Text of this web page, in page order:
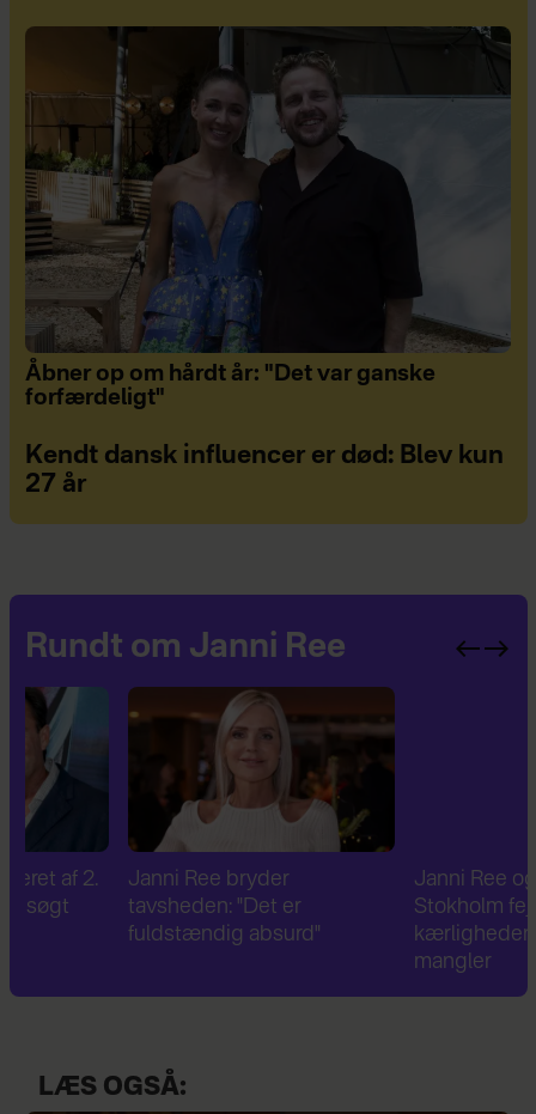
Åbner op om hårdt år: "Det var ganske
forfærdeligt"
Kendt dansk influencer er død: Blev kun
27 år
Rundt om Janni Ree
Janni Ree bryder
tavsheden: "Det er
fuldstændig absurd"
Janni Ree og Jeppe
Stokholm fejrer og
kærligheden – men én
LÆS OGSÅ: